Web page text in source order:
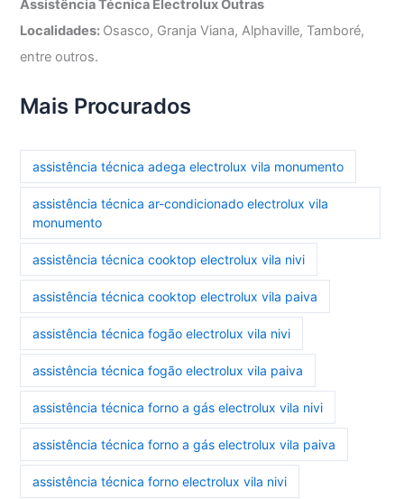
Assistência Técnica Electrolux Outras
Localidades: Osasco, Granja Viana, Alphaville, Tamboré,
entre outros.
Mais Procurados
assistência técnica adega electrolux vila monumento
assistência técnica ar-condicionado electrolux vila
monumento
assistência técnica cooktop electrolux vila nivi
assistência técnica cooktop electrolux vila paiva
assistência técnica fogão electrolux vila nivi
assistência técnica fogão electrolux vila paiva
assistência técnica forno a gás electrolux vila nivi
assistência técnica forno a gás electrolux vila paiva
assistência técnica forno electrolux vila nivi